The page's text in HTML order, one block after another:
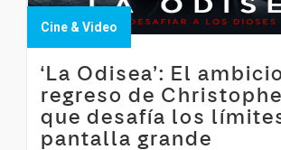
Cine & Video
‘La Odisea’: El
regreso de
que desafía los
pantalla grande